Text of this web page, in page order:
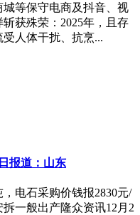
等保守电商及抖音、视
获殊荣：2025年，且存
人体干扰、抗烹...
报道：山东
电石采购价钱报2830元/
一般出产隆众资讯12月2